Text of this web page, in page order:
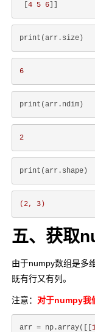
4 5 6
6
2
(2, 3 )
五、获取
由于numpy数组是多
既有行又有列。
注意： 对于numpy我
arr = np.array([[